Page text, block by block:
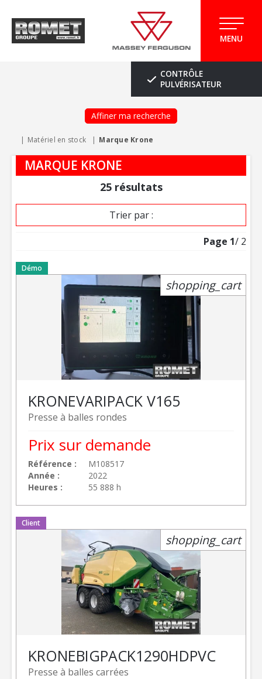
MENU
CONTRÔLE
PULVÉRISATEUR
Affiner ma recherche
Matériel en stock Marque Krone
MARQUE KRONE
25 résultats
Trier par :
Page 1/ 2
Démo
Presse à balles rondes
KRONEVARIPACK V165
Référence
M108517
Année
2022
Heures
55 888 h
Prix sur demande
shopping_cart
Client
Presse à balles carrées
KRONEBIGPACK1290HDPVC
shopping_cart